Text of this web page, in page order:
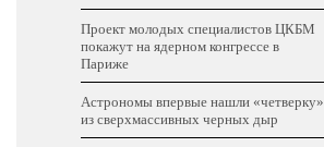
Проект молодых специалистов ЦКБМ
покажут на ядерном конгрессе в
Париже
Астрономы впервые нашли «четверку»
из сверхмассивных черных дыр